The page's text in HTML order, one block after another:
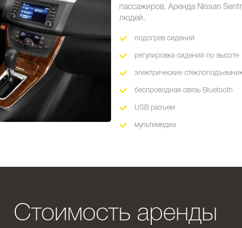
пассажиров. Аренда Nissan
людей.
подогрев сидений
регулировка сидений по высоте
электрические
беспроводная связь Bluetooth
USB разъем
мультимедиа
Стоимость аренды